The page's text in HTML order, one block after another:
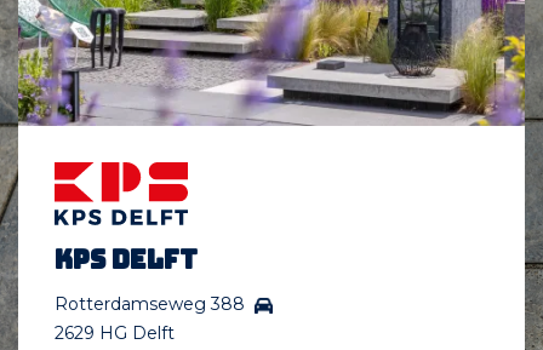
KPS Delft
Rotterdamseweg 388
2629 HG Delft